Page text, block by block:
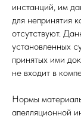
инстанций, им
для непринятия
отсутствуют.
установленных
принятых ими
не входит в
Нормы
апелляционной